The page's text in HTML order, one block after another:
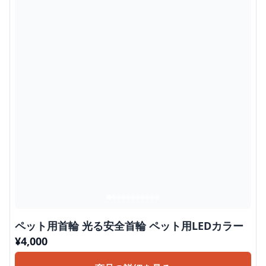
ペット用首輪 光る安全首輪 ペット用LEDカラー
¥4,000